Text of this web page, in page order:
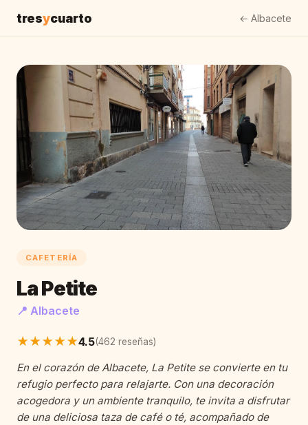
tresycuarto ← Albacete
CAFETERÍA
La Petite
📍 Albacete
★★★★★4.5(462 reseñas)
En el corazón de Albacete, La Petite se convierte en tu
refugio perfecto para relajarte. Con una decoración
acogedora y un ambiente tranquilo, te invita a disfrutar
de una deliciosa taza de café o té, acompañado de